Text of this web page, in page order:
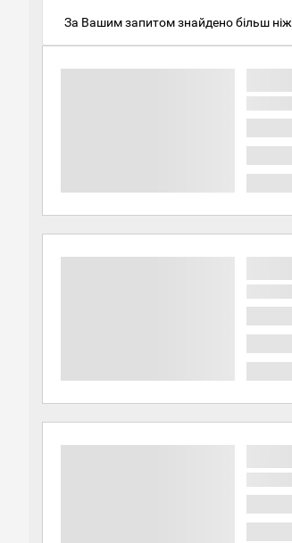
За Вашим запитом знайдено більш ніж